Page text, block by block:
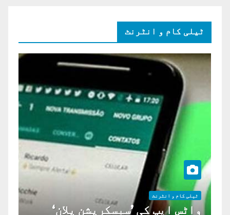
ٹیلی کام و انٹرنٹ
ٹیلی کام و انٹرنٹ
واٹس ایپ کی ’سبسکرپشن پلان‘